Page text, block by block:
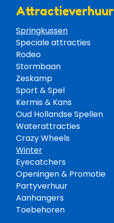
Attractieverhuur
Springkussen
Speciale attracties
Rodeo
Stormbaan
Zeskamp
Sport & Spel
Kermis & Kans
Oud Hollandse Spellen
Waterattracties
Crazy Wheels
Winter
Eyecatchers
Openingen & Promotie
Partyverhuur
Aanhangers
Toebehoren